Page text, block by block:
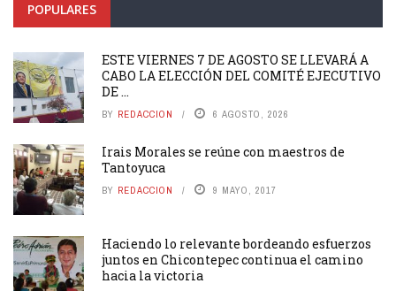
POPULARES
ESTE VIERNES 7 DE AGOSTO SE LLEVARÁ A
CABO LA ELECCIÓN DEL COMITÉ EJECUTIVO
DE ...
BY REDACCION 6 AGOSTO, 2026
Irais Morales se reúne con maestros de
Tantoyuca
BY REDACCION 9 MAYO, 2017
Haciendo lo relevante bordeando esfuerzos
juntos en Chicontepec continua el camino
hacia la victoria